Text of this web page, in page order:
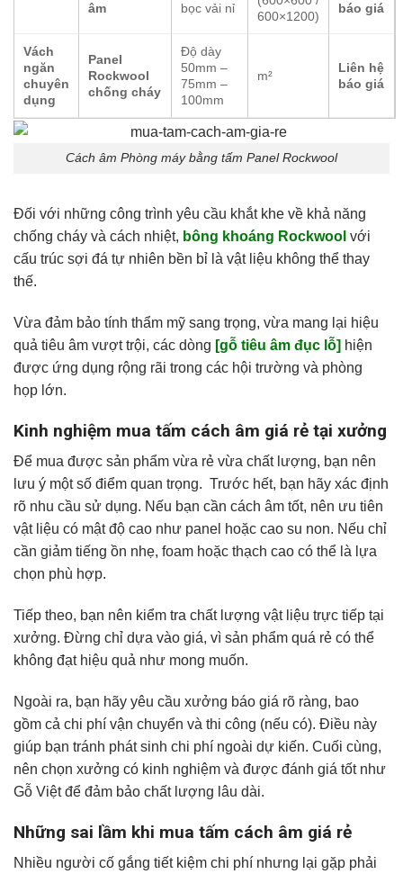
âm bọc vải nỉ
600×1200)
báo giá
Vách
ngăn
chuyên
dụng
Panel
Rockwool
chống cháy
Độ dày
50mm –
75mm –
100mm
m²
Liên hệ
báo giá
Cách âm Phòng máy bằng tấm Panel Rockwool
Đối với những công trình yêu cầu khắt khe về khả năng
chống cháy và cách nhiệt, bông khoáng Rockwool với
cấu trúc sợi đá tự nhiên bền bỉ là vật liệu không thể thay
thế.
Vừa đảm bảo tính thẩm mỹ sang trọng, vừa mang lại hiệu
quả tiêu âm vượt trội, các dòng [gỗ tiêu âm đục lỗ] hiện
được ứng dụng rộng rãi trong các hội trường và phòng
họp lớn.
Kinh nghiệm mua tấm cách âm giá rẻ tại xưởng
Để mua được sản phẩm vừa rẻ vừa chất lượng, bạn nên
lưu ý một số điểm quan trọng. Trước hết, bạn hãy xác định
rõ nhu cầu sử dụng. Nếu bạn cần cách âm tốt, nên ưu tiên
vật liệu có mật độ cao như panel hoặc cao su non. Nếu chỉ
cần giảm tiếng ồn nhẹ, foam hoặc thạch cao có thể là lựa
chọn phù hợp.
Tiếp theo, bạn nên kiểm tra chất lượng vật liệu trực tiếp tại
xưởng. Đừng chỉ dựa vào giá, vì sản phẩm quá rẻ có thể
không đạt hiệu quả như mong muốn.
Ngoài ra, bạn hãy yêu cầu xưởng báo giá rõ ràng, bao
gồm cả chi phí vận chuyển và thi công (nếu có). Điều này
giúp bạn tránh phát sinh chi phí ngoài dự kiến. Cuối cùng,
nên chọn xưởng có kinh nghiệm và được đánh giá tốt như
Gỗ Việt để đảm bảo chất lượng lâu dài.
Những sai lầm khi mua tấm cách âm giá rẻ
Nhiều người cố gắng tiết kiệm chi phí nhưng lại gặp phải